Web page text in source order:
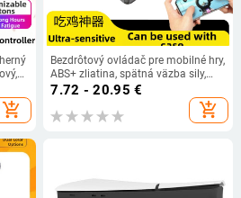
add_shopping_cart
Bezdrôtový ovládač pre mobilné hry,
ABS+ zliatina, spätná väzba sily,
univerzálny pre Android a iPhone,
7.72 - 20.95 €
add_shopping_cart